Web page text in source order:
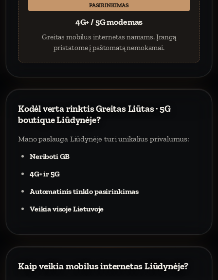
PASIRINKIMAS
4G+ / 5G modemas
Greitas mobilus internetas namams. Įrangą
pristatome į paštomatą nemokamai.
Kodėl verta rinktis Greitas Liūtas · 5G
boutique Liūdynėje?
Mano paslauga Liūdynėje turi unikalius privalumus:
Neriboti GB
4G+ ir 5G
Automatinis tinklo pasirinkimas
Veikia visoje Lietuvoje
Kaip veikia mobilus internetas Liūdynėje?